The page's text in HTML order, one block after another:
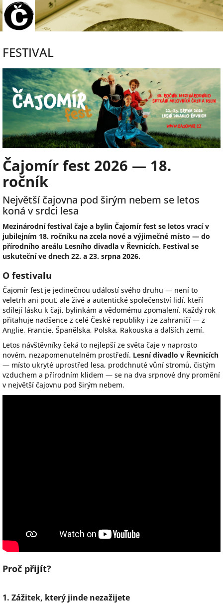
Přejít
na
obsah
FESTIVAL
Čajomír fest 2026 — 18.
ročník
Největší čajovna pod širým nebem se letos
koná v srdci lesa
Mezinárodní festival čaje a bylin Čajomír fest se letos vrací v
jubilejním 18. ročníku na zcela nové a výjimečné místo — do
přírodního areálu Lesního divadla v Řevnicích. Festival se
uskuteční ve dnech 22. a 23. srpna 2026.
O festivalu
Čajomír fest je jedinečnou událostí svého druhu — není to
veletrh ani pouť, ale živé a autentické společenství lidí, kteří
sdílejí lásku k čaji, bylinkám a vědomému zpomalení. Každý rok
přitahuje nadšence z celé České republiky i ze zahraničí — z
Anglie, Francie, Španělska, Polska, Rakouska a dalších zemí.
Letos návštěvníky čeká to nejlepší ze světa čaje v naprosto
novém, nezapomenutelném prostředí. Lesní divadlo v Řevnicích
— místo ukryté uprostřed lesa, prodchnuté vůní stromů, čistým
vzduchem a přírodním klidem — se na dva srpnové dny promění
v největší čajovnu pod širým nebem.
Proč přijít?
1. Zážitek, který jinde nezažijete